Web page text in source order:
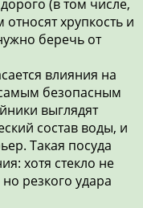
(в том числе,
хрупкость и
беречь от
влияния на
самым безопасным
выглядят
состав воды, и
Такая посуда
хотя стекло не
резкого удара